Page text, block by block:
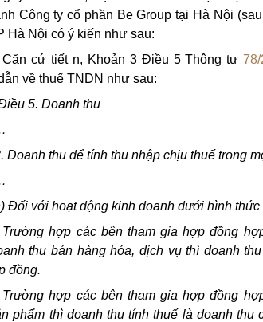
Công ty cổ phần Be Group tại Hà Nội
Hà Nội có ý kiến như sau:
Căn cứ tiết n, Khoản 3 Điều 5 Thông tư
về thuế TNDN như sau:
5. Doanh thu
Doanh thu để tính thu nhập chịu thuế trong
Đối với hoạt động kinh doanh dưới hình
Trường hợp các bên tham gia hợp đồng
thu bán hàng hóa, dịch vụ thì doanh
đồng.
Trường hợp các bên tham gia hợp đồng
phẩm thì doanh thu tính thuế là doanh